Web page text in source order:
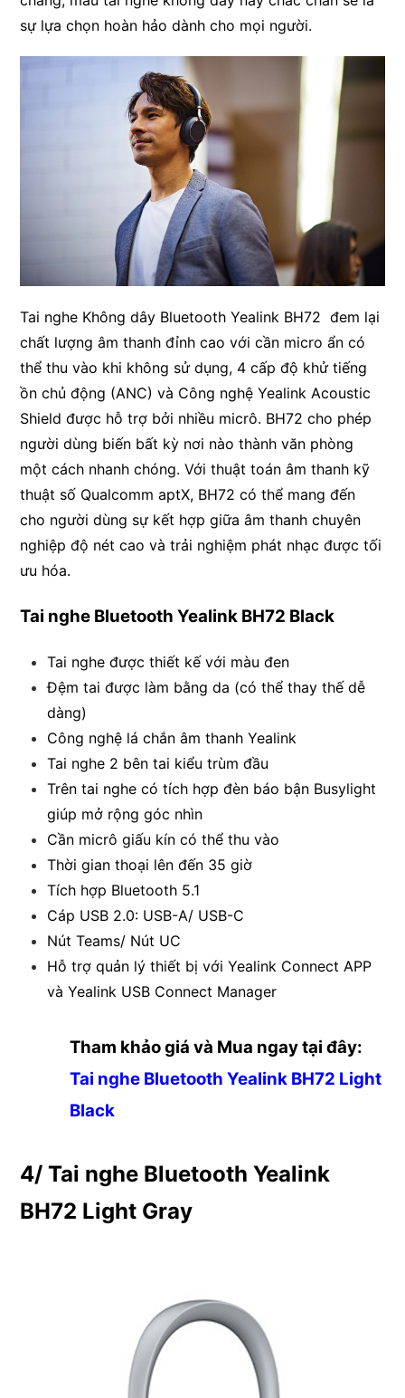
sự lựa chọn hoàn hảo dành cho mọi người.
Tai nghe Không dây Bluetooth Yealink BH72 đem lại
chất lượng âm thanh đỉnh cao với cần micro ẩn có
thể thu vào khi không sử dụng, 4 cấp độ khử tiếng
ồn chủ động (ANC) và Công nghệ Yealink Acoustic
Shield được hỗ trợ bởi nhiều micrô. BH72 cho phép
người dùng biến bất kỳ nơi nào thành văn phòng
một cách nhanh chóng. Với thuật toán âm thanh kỹ
thuật số Qualcomm aptX, BH72 có thể mang đến
cho người dùng sự kết hợp giữa âm thanh chuyên
nghiệp độ nét cao và trải nghiệm phát nhạc được tối
ưu hóa.
Tai nghe Bluetooth Yealink BH72 Black
Tai nghe được thiết kế với màu đen
Đệm tai được làm bằng da (có thể thay thế dễ
dàng)
Công nghệ lá chắn âm thanh Yealink
Tai nghe 2 bên tai kiểu trùm đầu
Trên tai nghe có tích hợp đèn báo bận Busylight
giúp mở rộng góc nhìn
Cần micrô giấu kín có thể thu vào
Thời gian thoại lên đến 35 giờ
Tích hợp Bluetooth 5.1
Cáp USB 2.0: USB-A/ USB-C
Nút Teams/ Nút UC
Hỗ trợ quản lý thiết bị với Yealink Connect APP
và Yealink USB Connect Manager
Tham khảo giá và Mua ngay tại đây:
Tai nghe Bluetooth Yealink BH72 Light
Black
4/ Tai nghe Bluetooth Yealink
BH72 Light Gray